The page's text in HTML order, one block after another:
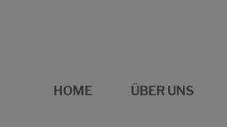
HOME ÜBER UNS